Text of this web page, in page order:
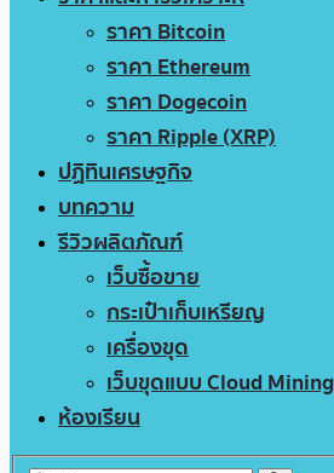
ราคา Bitcoin
ราคา Ethereum
ราคา Dogecoin
ราคา Ripple (XRP)
ปฏิทินเศรษฐกิจ
บทความ
รีวิวผลิตภัณฑ์
เว็บซื้อขาย
กระเป๋าเก็บเหรียญ
เครื่องขุด
เว็บขุดแบบ Cloud Mining
ห้องเรียน